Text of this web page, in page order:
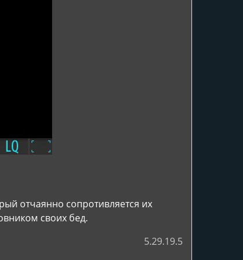
отчаянно сопротивляется их
своих бед.
5.29.19.5